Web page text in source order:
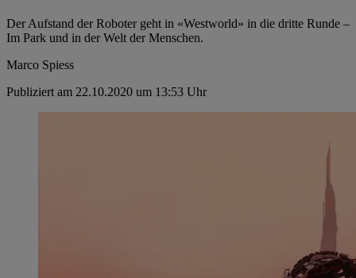
Der Aufstand der Roboter geht in «Westworld» in die dritte Runde –
Im Park und in der Welt der Menschen.
Marco Spiess
Publiziert am 22.10.2020 um 13:53 Uhr